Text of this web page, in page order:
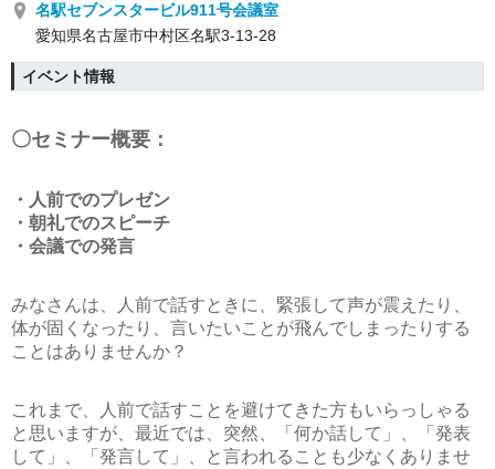
名駅セブンスタービル911号会議室
愛知県名古屋市中村区名駅3-13-28
イベント情報
〇セミナー概要：
・人前でのプレゼン
・朝礼でのスピーチ
・会議での発言
みなさんは、人前で話すときに、緊張して声が震えたり、
体が固くなったり、言いたいことが飛んでしまったりする
ことはありませんか？
これまで、人前で話すことを避けてきた方もいらっしゃる
と思いますが、最近では、突然、「何か話して」、「発表
して」、「発言して」、と言われることも少なくありませ